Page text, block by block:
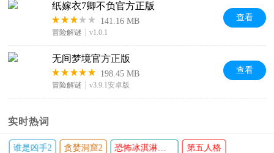
纸嫁衣7卿不负官方正版
141.16 MB
冒险解谜 v1.0.1
查看
无间梦境官方正版
198.45 MB
冒险解谜 v3.9.1安卓版
查看
实时热词
恐怖老奶奶2 隐秘的原罪 恐怖躲猫猫3 无尽噩梦